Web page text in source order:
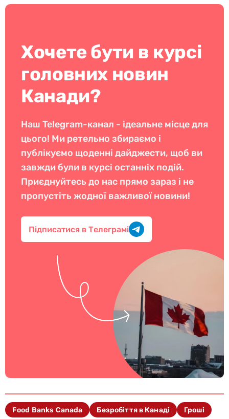
Хочете бути в курсі
головних новин
Канади?
Наш Telegram-канал - ідеальне місце для
цього! Ми ретельно збираємо і
публікуємо щоденні дайджести, щоб ви
завжди були в курсі останніх подій.
Приєднуйтесь до нас прямо зараз і не
пропустіть жодної важливої новини!
Підписатися в Телеграмі
Food Banks Canada Безробіття в Канаді Гроші